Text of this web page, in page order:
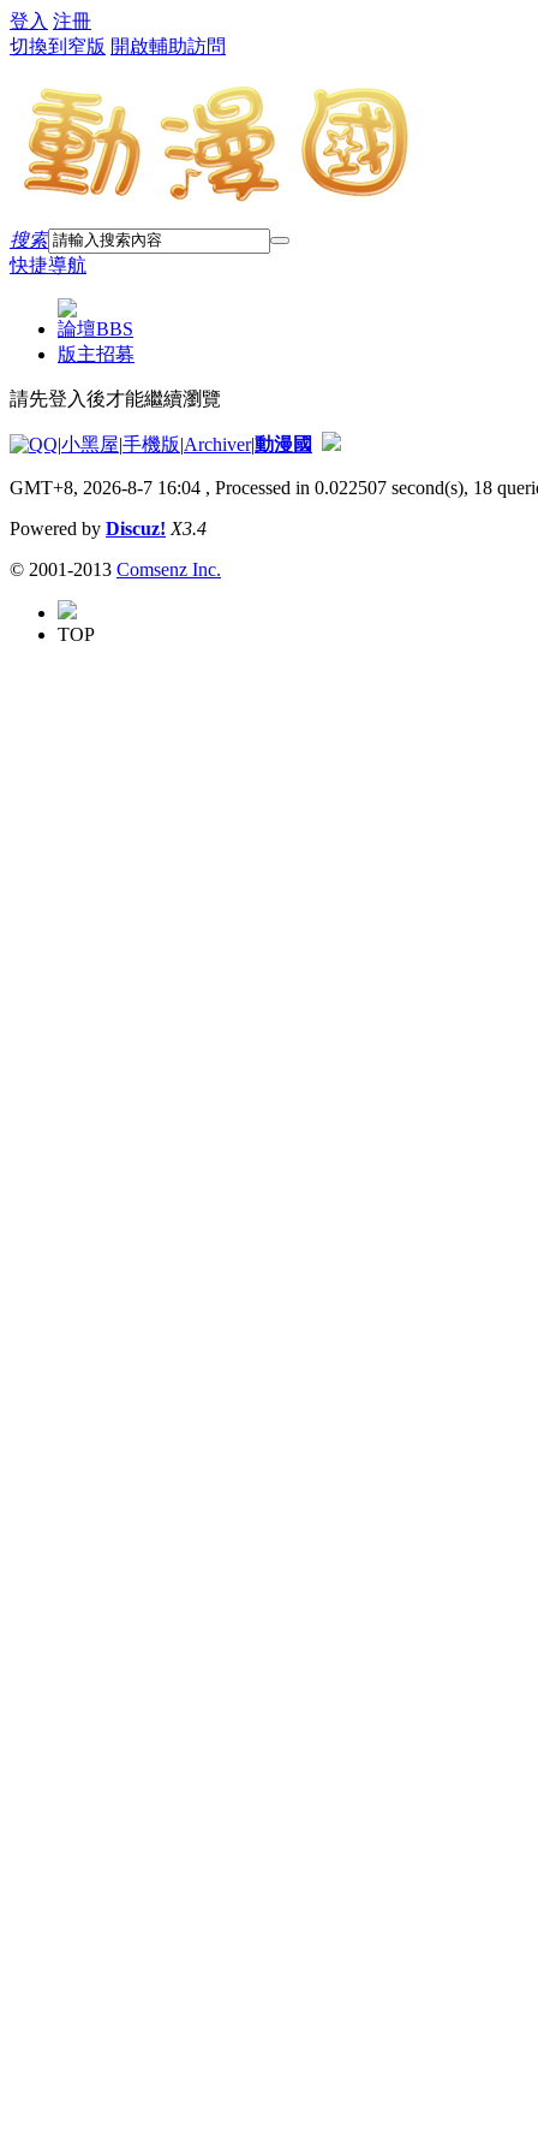
登入 注冊
切換到窄版 開啟輔助訪問
搜索
快捷導航
論壇BBS
版主招募
請先登入後才能繼續瀏覽
|小黑屋|手機版|Archiver|動漫國
GMT+8, 2026-8-7 16:04 , Processed in 0.022507 second(s), 18
Powered by Discuz! X3.4
© 2001-2013 Comsenz Inc.
TOP